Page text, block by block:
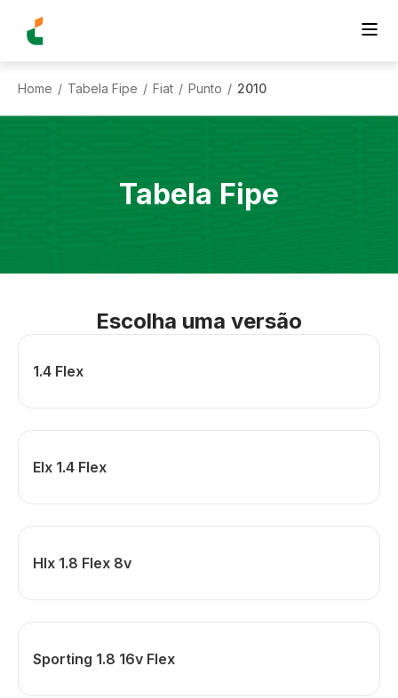
Home / Tabela Fipe / Fiat / Punto / 2010
Tabela Fipe
Escolha uma versão
1.4 Flex
Elx 1.4 Flex
Hlx 1.8 Flex 8v
Sporting 1.8 16v Flex